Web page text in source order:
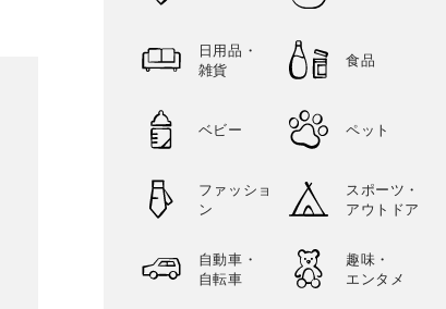
日用品・
雑貨
食品
ベビー ペット
ファッショ
ン
スポーツ・
アウトドア
自動車・
自転車
趣味・
エンタメ